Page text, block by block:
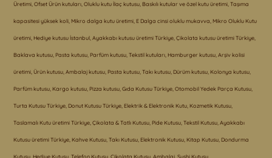
Üretimi, Ofset Ürün kutuları, Oluklu kutu İlaç kutusu, Baskılı kutular ve özel kutu üretimi, Taşıma
kapasitesi yüksek koli, Mikro dalga kutu üretimi, E Dalga cinsi oluklu mukavva, Mikro Oluklu Kutu
üretimi, Hediye kutusu İstanbul, Ayakkabı kutusu üretimi Türkiye, Çikolata kutusu üretimi Türkiye,
Baklava kutusu, Pasta kutusu, Parfüm kutusu, Tekstil kutuları, Hamburger kutusu, Arşiv kolisi
üretimi, Ürün kutusu, Ambalaj kutusu, Pasta kutusu, Takı kutusu, Dürüm kutusu, Kolonya kutusu,
Parfüm kutusu, Kargo kutusu, Pizza kutusu, Gıda Kutusu Türkiye, Otomobil Yedek Parça Kutusu,
Turta Kutusu Türkiye, Donut Kutusu Türkiye, Elektrik & Elektronik Kutu, Kozmetik Kutusu,
Taslamalı Kutu üretimi Türkiye, Çikolata & Tatlı Kutusu, Pide Kutusu, Tekstil Kutusu, Ayakkabı
Kutusu üretimi Türkiye, Kahve Kutusu, Takı Kutusu, Elektronik Kutusu, Kitap Kutusu, Dondurma
Kutusu, Hediye Kutusu, Telefon Kutusu, Çikolata Kutusu, Ambalaj, Sushi Kutusu,